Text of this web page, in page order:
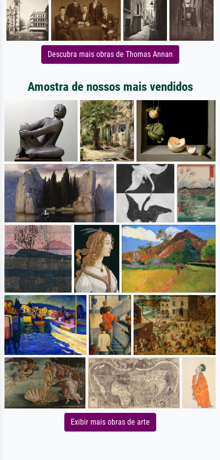
Descubra mais obras de Thomas Annan
Amostra de nossos mais vendidos
Exibir mais obras de arte